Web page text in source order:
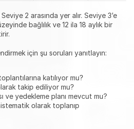
2 arasında yer alır. Seviye 3’e
bağlılık ve 12 ila 18 aylık bir
için şu soruları yanıtlayın:
katılıyor mu?
takip ediliyor mu?
ve yedekleme planı mevcut mu?
olarak toplanıp